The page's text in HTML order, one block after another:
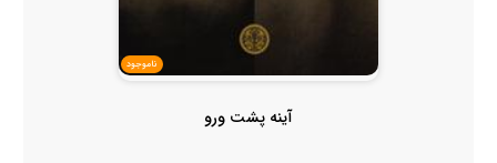
ناموجود
آینه پشت ورو